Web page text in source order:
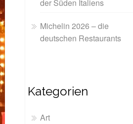
der Süden Italiens
Michelin 2026 – die
deutschen Restaurants
Kategorien
Art